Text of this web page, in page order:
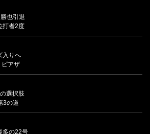
也引退
打者2度
入りへ
ピアザ
選択肢
3の道
多の22号